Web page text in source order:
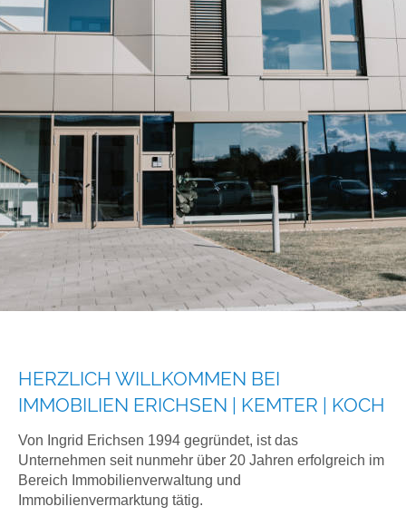
HERZLICH WILLKOMMEN BEI
IMMOBILIEN ERICHSEN | KEMTER | KOCH
Von Ingrid Erichsen 1994 gegründet, ist das
Unternehmen seit nunmehr über 20 Jahren erfolgreich im
Bereich Immobilienverwaltung und
Immobilienvermarktung tätig.